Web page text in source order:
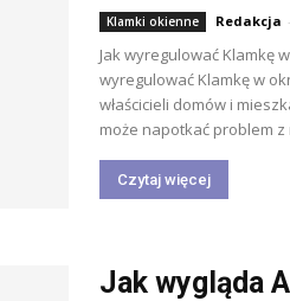
Klamki okienne Redakcja -
Jak wyregulować Klamkę
wyregulować Klamkę w
właścicieli domów i
może napotkać problem z
Czytaj więcej
Jak wygląda